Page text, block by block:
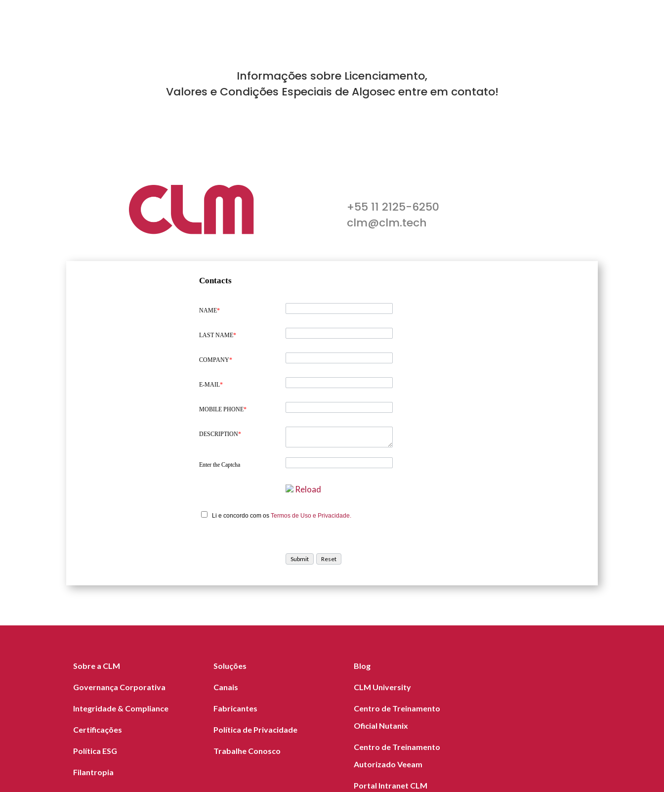
Informações sobre Licenciamento,
Valores e Condições Especiais de Algosec entre em contato!
+55 11 2125-6250
clm@clm.tech
Contacts
NAME*
LAST NAME*
COMPANY*
E-MAIL*
MOBILE PHONE*
DESCRIPTION*
Enter the Captcha
Reload
Li e concordo com os Termos de Uso e Privacidade.
Sobre a CLM
Governança Corporativa
Integridade & Compliance
Certificações
Política ESG
Filantropia
Soluções
Canais
Fabricantes
Política de Privacidade
Trabalhe Conosco
Blog
CLM University
Centro de Treinamento
Oficial Nutanix
Centro de Treinamento
Autorizado Veeam
Portal Intranet CLM